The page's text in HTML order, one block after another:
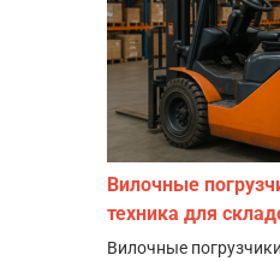
Вилочные
техника для
Вилочные